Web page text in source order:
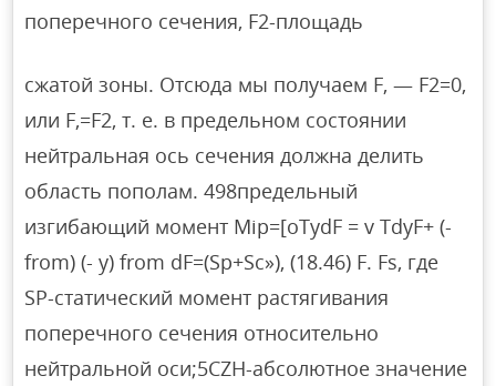
поперечного сечения, F2-площадь
сжатой зоны. Отсюда мы получаем F, — F2=0,
или F,=F2, т. е. в предельном состоянии
нейтральная ось сечения должна делить
область пополам. 498предельный
изгибающий момент Mip=[oTydF = v TdyF+ (-
from) (- y) from dF=(Sp+Sc»), (18.46) F. Fs, где
SP-статический момент растягивания
поперечного сечения относительно
нейтральной оси;5CZH-абсолютное значение